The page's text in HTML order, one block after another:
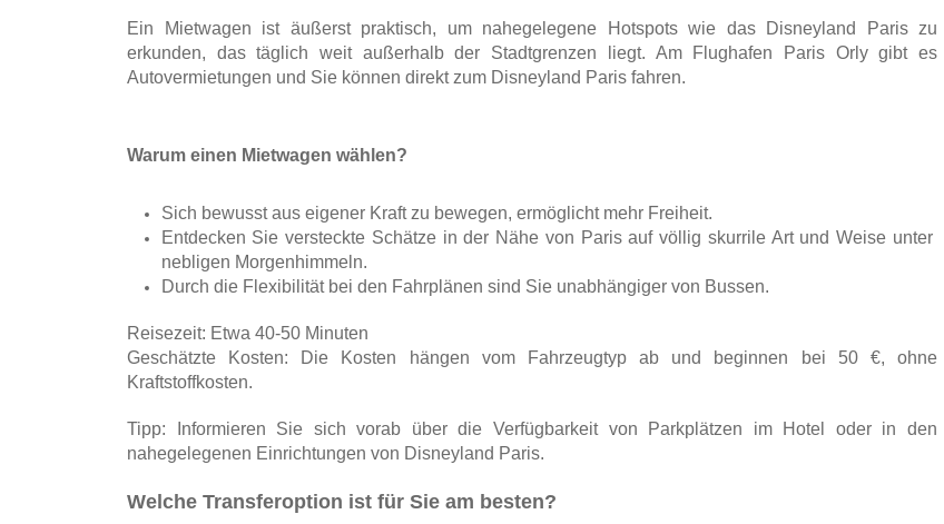
Ein Mietwagen ist äußerst praktisch, um nahegelegene Hotspots wie das Disneyland Paris zu
erkunden, das täglich weit außerhalb der Stadtgrenzen liegt. Am Flughafen Paris Orly gibt es
Autovermietungen und Sie können direkt zum Disneyland Paris fahren.
Warum einen Mietwagen wählen?
Sich bewusst aus eigener Kraft zu bewegen, ermöglicht mehr Freiheit.
Entdecken Sie versteckte Schätze in der Nähe von Paris auf völlig skurrile Art und Weise unter
nebligen Morgenhimmeln.
Durch die Flexibilität bei den Fahrplänen sind Sie unabhängiger von Bussen.
Reisezeit: Etwa 40-50 Minuten
Geschätzte Kosten: Die Kosten hängen vom Fahrzeugtyp ab und beginnen bei 50 €, ohne
Kraftstoffkosten.
Tipp: Informieren Sie sich vorab über die Verfügbarkeit von Parkplätzen im Hotel oder in den
nahegelegenen Einrichtungen von Disneyland Paris.
Welche Transferoption ist für Sie am besten?